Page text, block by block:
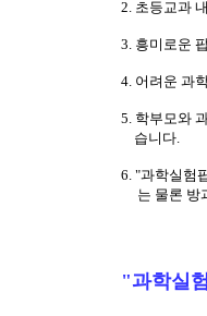
2. 초등교과
3. 흥미로운
4. 어려운 과
5. 학부모와
습니다.
6. "과학실험
는 물론 방
"과학실